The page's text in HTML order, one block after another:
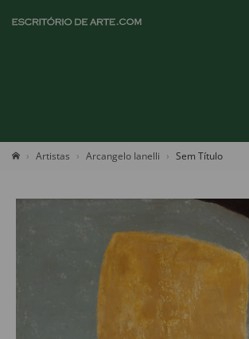
Artistas Arcangelo Ianelli Sem Título